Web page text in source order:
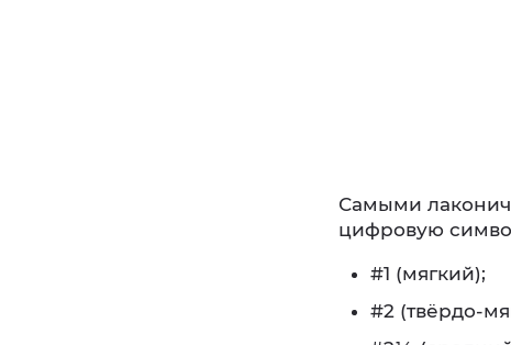
Самыми
цифровую
#1 (мягкий);
#2 (твёрдо-